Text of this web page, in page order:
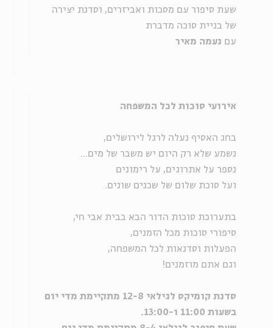
שעת סיפור עם מסכות ואביזרים, וסדנת יצירה
של בניית סוכה מדברת
עם נעמה מאיר
אירועי סוכות לכל המשפחה
בחג האסיף נעלה לרגל לירושלים,
נשמע שלא רק היום יש משבר של מים...
נספר על אתרוגים, על רימונים
ועל סוכת שלום של שכנים שונים.
בתערוכת סוכות הדור הבא בבית אבי חי,
סיפורי סוכות מכל הזמנים,
הפעלות וסדנאות לכל המשפחה,
וגם אתם מוזמנים!
סדנת קומיקס לגילאי 12-8 מתקיימת מדי יום
בשעות 11:00 ו-13:00.